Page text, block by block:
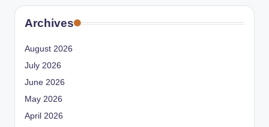
Archives
August 2026
July 2026
June 2026
May 2026
April 2026